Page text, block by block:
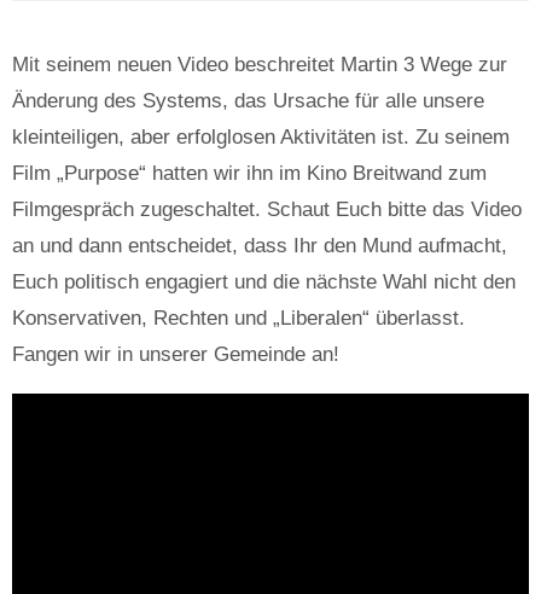
Mit seinem neuen Video beschreitet Martin 3 Wege zur
Änderung des Systems, das Ursache für alle unsere
kleinteiligen, aber erfolglosen Aktivitäten ist. Zu seinem
Film „Purpose“ hatten wir ihn im Kino Breitwand zum
Filmgespräch zugeschaltet. Schaut Euch bitte das Video
an und dann entscheidet, dass Ihr den Mund aufmacht,
Euch politisch engagiert und die nächste Wahl nicht den
Konservativen, Rechten und „Liberalen“ überlasst.
Fangen wir in unserer Gemeinde an!